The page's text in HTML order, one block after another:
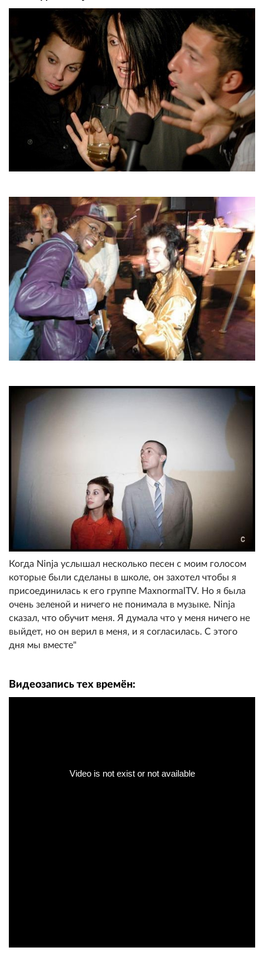
Когда Ninja услышал несколько песен с моим голосом
которые были сделаны в школе, он захотел чтобы я
присоединилась к его группе MaxnormalTV. Но я была
очень зеленой и ничего не понимала в музыке. Ninja
сказал, что обучит меня. Я думала что у меня ничего не
выйдет, но он верил в меня, и я согласилась. С этого
дня мы вместе"
Видеозапись тех времён: